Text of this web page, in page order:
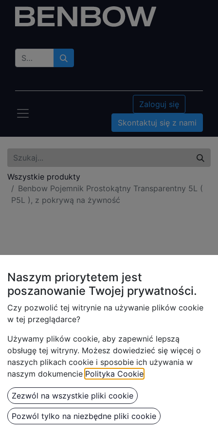
Zaloguj się
Skontaktuj się z nami
Wszystkie produkty
Benbow Pojemnik Prostokątny Transparentny 5L (
P5L ), z pokrywą na żywność
Benbow Pojemnik Prostokątny
Naszym priorytetem jest
poszanowanie Twojej prywatności.
Czy pozwolić tej witrynie na używanie plików cookie
w tej przeglądarce?
Używamy plików cookie, aby zapewnić lepszą
obsługę tej witryny. Możesz dowiedzieć się więcej o
naszych plikach cookie i sposobie ich używania w
naszym dokumencie Polityka Cookie
Zezwól na wszystkie pliki cookie
Pozwól tylko na niezbędne pliki cookie